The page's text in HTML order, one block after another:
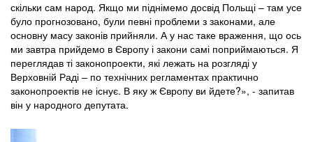
скільки сам народ. Якщо ми піднімемо досвід Польщі – там усе
було прогнозовано, були певні проблеми з законами, але
основну масу законів прийняли. А у нас таке враження, що ось
ми завтра прийдемо в Європу і закони самі поприймаються. Я
переглядав ті законопроекти, які лежать на розгляді у
Верховній Раді – по технічних регламентах практично
законопроектів не існує. В яку ж Європу ви йдете?», - запитав
він у народного депутата.